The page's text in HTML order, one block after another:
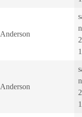
Anderson
Anderson